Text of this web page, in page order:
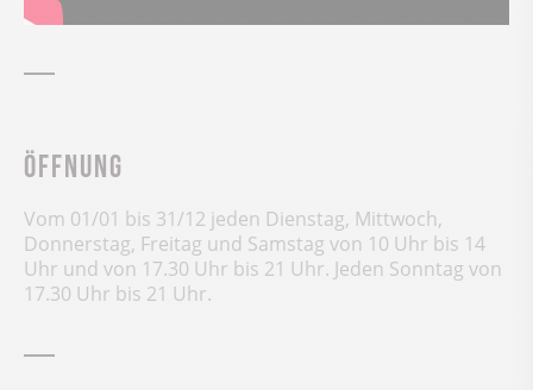
Öffnung
Vom 01/01 bis 31/12 jeden Dienstag, Mittwoch,
Donnerstag, Freitag und Samstag von 10 Uhr bis 14
Uhr und von 17.30 Uhr bis 21 Uhr. Jeden Sonntag von
17.30 Uhr bis 21 Uhr.